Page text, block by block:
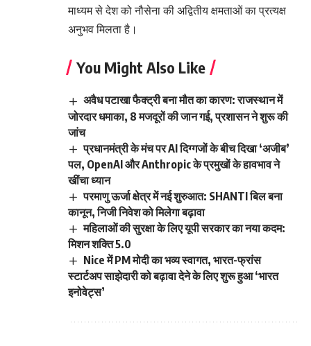
माध्यम से देश को नौसेना की अद्वितीय क्षमताओं का प्रत्यक्ष
अनुभव मिलता है।
You Might Also Like
अवैध पटाखा फैक्ट्री बना मौत का कारण: राजस्थान में
जोरदार धमाका, 8 मजदूरों की जान गई, प्रशासन ने शुरू की
जांच
प्रधानमंत्री के मंच पर AI दिग्गजों के बीच दिखा ‘अजीब’
पल, OpenAI और Anthropic के प्रमुखों के हावभाव ने
खींचा ध्यान
परमाणु ऊर्जा क्षेत्र में नई शुरुआत: SHANTI बिल बना
कानून, निजी निवेश को मिलेगा बढ़ावा
महिलाओं की सुरक्षा के लिए यूपी सरकार का नया कदम:
मिशन शक्ति 5.0
Nice में PM मोदी का भव्य स्वागत, भारत-फ्रांस
स्टार्टअप साझेदारी को बढ़ावा देने के लिए शुरू हुआ ‘भारत
इनोवेट्स’